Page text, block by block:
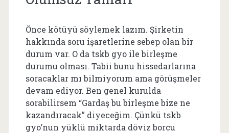
Önce kötüyü söylemek lazım. Şirketin
hakkında soru işaretlerine sebep olan bir
durum var. O da tskb gyo ile birleşme
durumu olması. Tabii bunu hissedarlarına
soracaklar mı bilmiyorum ama görüşmeler
devam ediyor. Ben genel kurulda
sorabilirsem “Gardaş bu birleşme bize ne
kazandıracak” diyeceğim. Çünkü tskb
gyo’nun yüklü miktarda döviz borcu